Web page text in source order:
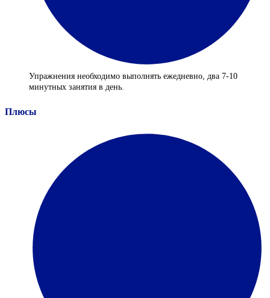
Упражнения необходимо выполнять ежедневно, два 7-10
минутных занятия в день.
Плюсы